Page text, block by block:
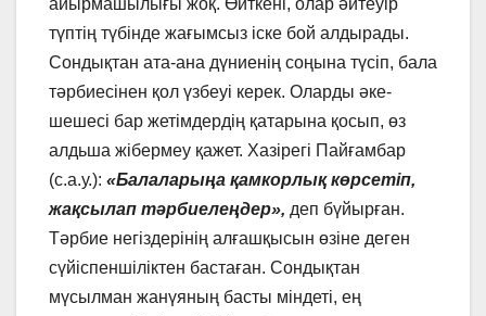
айырмашылығы жоқ. Өйткені, олар әйтеуір
түптің түбінде жағымсыз іске бой алдырады.
Сондықтан ата-ана дүниенің соңына түсіп, бала
тәрбиесінен қол үзбеуі керек. Оларды әке-
шешесі бар жетімдердің қатарына қосып, өз
алдьша жібермеу қажет. Хазірегі Пайғамбар
(с.а.у.): «Балаларыңа қамкорлық көрсетіп,
жақсылап тәрбиелеңдер», деп бүйырған.
Тәрбие негіздерінің алғашқысын өзіне деген
сүйіспеншіліктен бастаған. Сондықтан
мүсылман жанүяның басты міндеті, ең